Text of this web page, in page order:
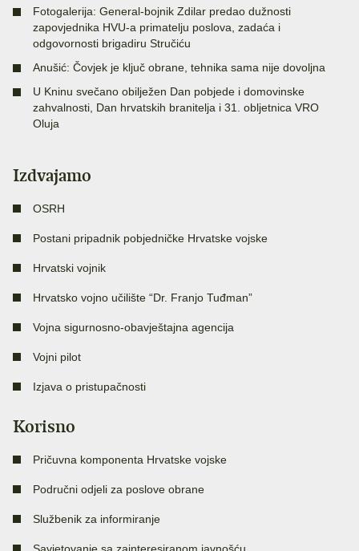
Fotogalerija: General-bojnik Zdilar predao dužnosti
zapovjednika HVU-a primatelju poslova, zadaća i
odgovornosti brigadiru Stručiću
Anušić: Čovjek je ključ obrane, tehnika sama nije dovoljna
U Kninu svečano obilježen Dan pobjede i domovinske
zahvalnosti, Dan hrvatskih branitelja i 31. obljetnica VRO
Oluja
Izdvajamo
OSRH
Postani pripadnik pobjedničke Hrvatske vojske
Hrvatski vojnik
Hrvatsko vojno učilište “Dr. Franjo Tuđman”
Vojna sigurnosno-obavještajna agencija
Vojni pilot
Izjava o pristupačnosti
Korisno
Pričuvna komponenta Hrvatske vojske
Područni odjeli za poslove obrane
Službenik za informiranje